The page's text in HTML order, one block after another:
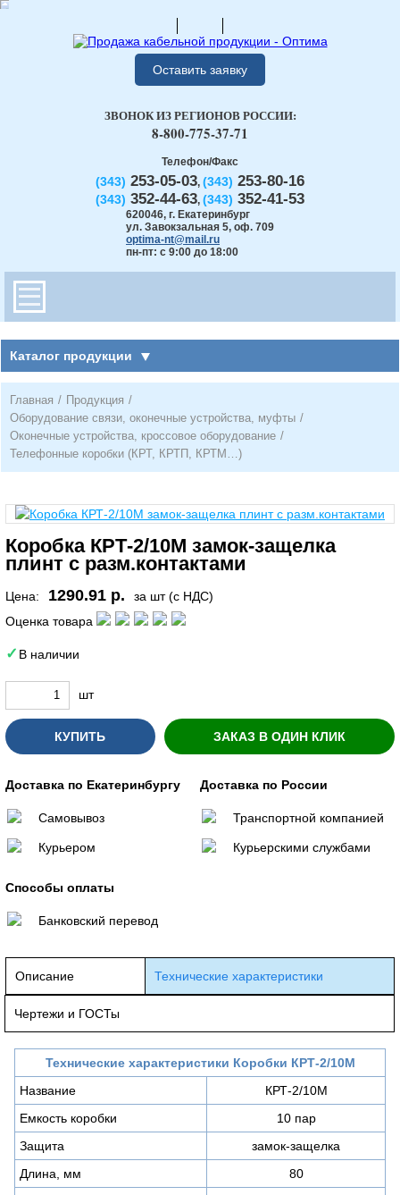
Оставить заявку
Телефон/Факс
(343) 253-05-03, (343) 253-80-16
(343) 352-44-63, (343) 352-41-53
620046, г. Екатеринбург
ул. Завокзальная 5, оф. 709
optima-nt@mail.ru
пн-пт: с 9:00 до 18:00
ЗВОНОК ИЗ РЕГИОНОВ РОССИИ:
8-800-775-37-71
Каталог продукции
Главная / Продукция /
Оборудование связи, оконечные устройства, муфты /
Оконечные устройства, кроссовое оборудование /
Телефонные коробки (КРТ, КРТП, КРТМ…)
Коробка КРТ-2/10М замок-защелка
плинт с разм.контактами
Цена: 1290.91 р.
за шт (с НДС)
Оценка товара
В наличии
шт
КУПИТЬ ЗАКАЗ В ОДИН КЛИК
Доставка по Екатеринбургу
Самовывоз
Курьером
Доставка по России
Транспортной компанией
Курьерскими службами
Способы оплаты
Банковский перевод
Описание Технические характеристики
Чертежи и ГОСТы
Технические характеристики Коробки КРТ-2/10М
Название
КРТ-2/10М
Емкость коробки
10 пар
Защита
замок-защелка
Длина, мм
80